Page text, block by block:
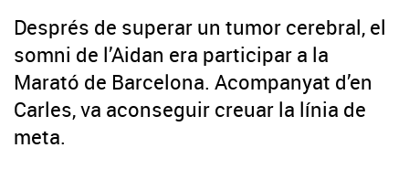
Després de superar un tumor cerebral, el
somni de l’Aidan era participar a la
Marató de Barcelona. Acompanyat d’en
Carles, va aconseguir creuar la línia de
meta.